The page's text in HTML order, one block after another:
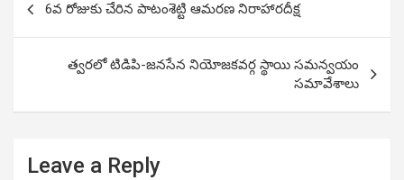
6వ రోజుకు చేరిన పాటంశెట్టి ఆమరణ నిరాహారదీక్ష
త్వరలో టిడిపి-జనసేన నియోజకవర్గ స్థాయి సమన్వయం
సమావేశాలు
Leave a Reply